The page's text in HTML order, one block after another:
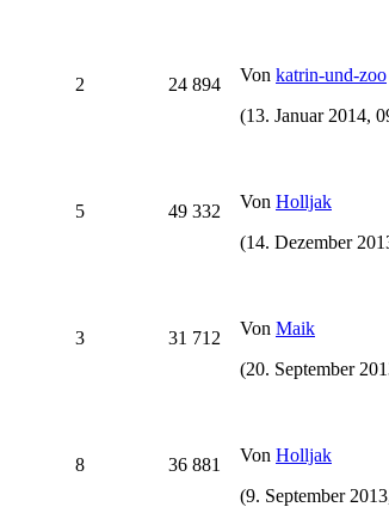
2 24 894 Von katrin-und-zoo
(13. Januar 2014,
5 49 332 Von Holljak
(14. Dezember
3 31 712 Von Maik
(20. September
8 36 881 Von Holljak
(9. September